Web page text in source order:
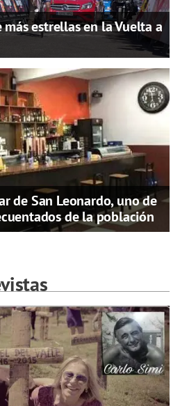
más estrellas en la Vuelta a
de San Leonardo, uno de
de la población